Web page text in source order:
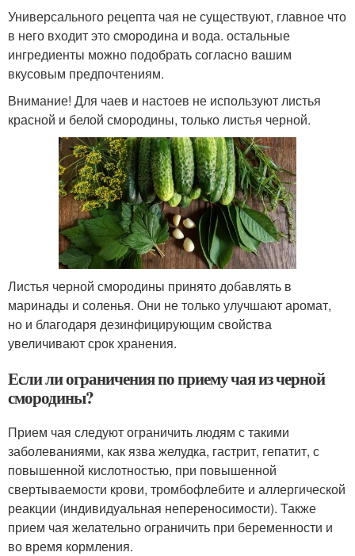
Универсального рецепта чая не существуют, главное что
в него входит это смородина и вода. остальные
ингредиенты можно подобрать согласно вашим
вкусовым предпочтениям.
Внимание! Для чаев и настоев не используют листья
красной и белой смородины, только листья черной.
Листья черной смородины принято добавлять в
маринады и соленья. Они не только улучшают аромат,
но и благодаря дезинфицирующим свойства
увеличивают срок хранения.
Если ли ограничения по приему чая из черной
смородины?
Прием чая следуют ограничить людям с такими
заболеваниями, как язва желудка, гастрит, гепатит, с
повышенной кислотностью, при повышенной
свертываемости крови, тромбофлебите и аллергической
реакции (индивидуальная непереносимости). Также
прием чая желательно ограничить при беременности и
во время кормления.